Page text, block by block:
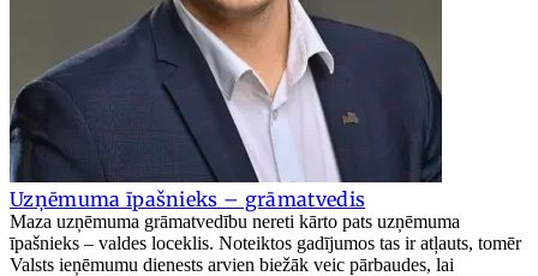
Uzņēmuma īpašnieks – grāmatvedis
Maza uzņēmuma grāmatvedību nereti kārto pats uzņēmuma
īpašnieks – valdes loceklis. Noteiktos gadījumos tas ir atļauts, tomēr
Valsts ieņēmumu dienests arvien biežāk veic pārbaudes, lai